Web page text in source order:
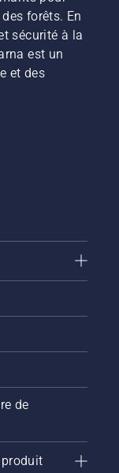
forêts. En
sécurité à la
est un
et des
de